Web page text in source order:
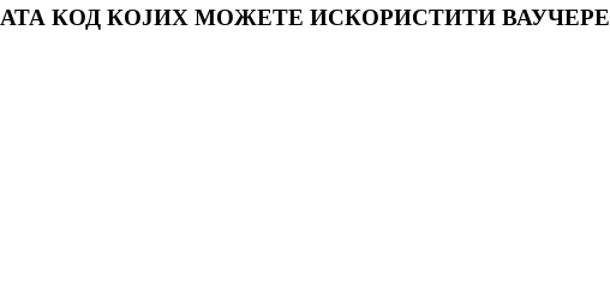
КОД КОЈИХ МОЖЕТЕ ИСКОРИСТИТИ ВАУЧЕРЕ